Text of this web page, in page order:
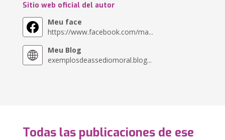
Sitio web oficial del autor
Meu face
https://www.facebook.com/ma...
Meu Blog
exemplosdeassediomoral.blog...
Todas las publicaciones de ese